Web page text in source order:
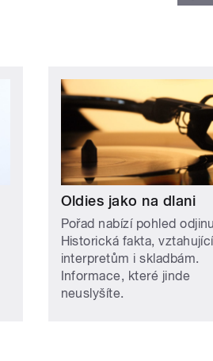
Oldies jako na dlani
Pořad nabízí pohled
Historická fakta,
interpretům i skladbám.
Informace, které jinde
neuslyšíte.